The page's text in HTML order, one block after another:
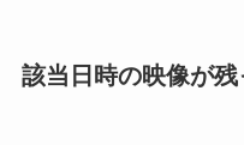
該当日時の映像が